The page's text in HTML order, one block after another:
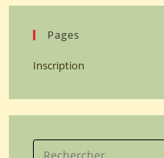
Pages
Inscription